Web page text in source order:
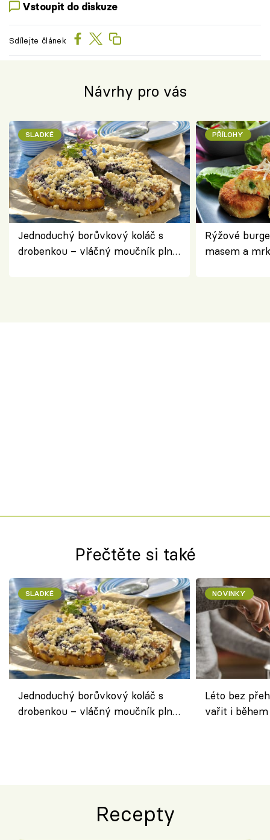
Vstoupit do diskuze
Sdílejte článek
Návrhy pro vás
SLADKÉ
Jednoduchý borůvkový koláč s
drobenkou – vláčný moučník plný
PŘÍLOHY
Rýžové
masem a
Přečtěte si také
SLADKÉ
Jednoduchý borůvkový koláč s
drobenkou – vláčný moučník plný
NOVINKY
Léto bez
vařit i
Recepty